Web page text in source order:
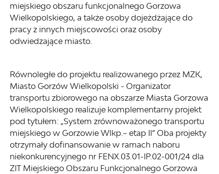
miejskiego obszaru funkcjonalnego Gorzowa
Wielkopolskiego, a także osoby dojeżdżające do
pracy z innych miejscowości oraz osoby
odwiedzające miasto.
Równoległe do projektu realizowanego przez MZK,
Miasto Gorzów Wielkopolski - Organizator
transportu zbiorowego na obszarze Miasta Gorzowa
Wielkopolskiego realizuje komplementarny projekt
pod tytułem: „System zrównoważonego transportu
miejskiego w Gorzowie Wlkp.– etap II” Oba projekty
otrzymały dofinansowanie w ramach naboru
niekonkurencyjnego nr FENX.03.01-IP.02-001/24 dla
ZIT Miejskiego Obszaru Funkcjonalnego Gorzowa